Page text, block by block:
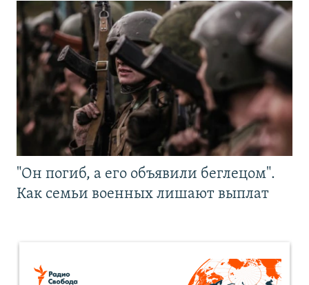
"Он погиб, а его объявили беглецом".
Как семьи военных лишают выплат